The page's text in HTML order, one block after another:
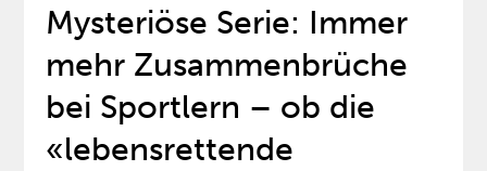
Mysteriöse Serie: Immer
mehr Zusammenbrüche
bei Sportlern – ob die
«lebensrettende